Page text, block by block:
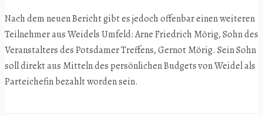
Nach dem neuen Bericht gibt es jedoch offenbar einen weiteren
Teilnehmer aus Weidels Umfeld: Arne Friedrich Mörig, Sohn des
Veranstalters des Potsdamer Treffens, Gernot Mörig. Sein Sohn
soll direkt aus Mitteln des persönlichen Budgets von Weidel als
Parteichefin bezahlt worden sein.